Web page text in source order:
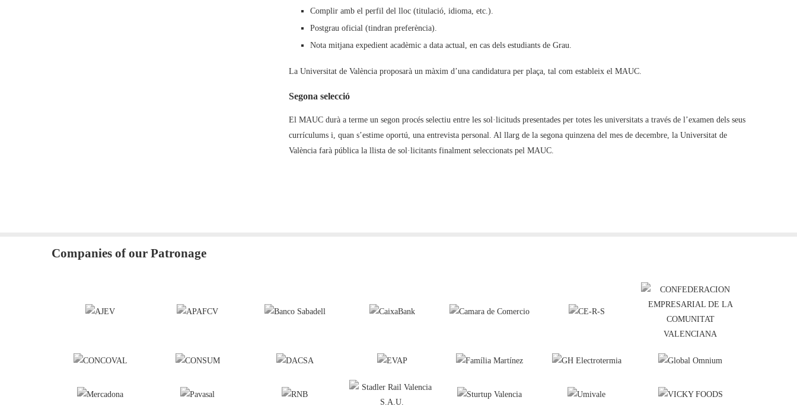
Complir amb el perfil del lloc (titulació, idioma, etc.).
Postgrau oficial (tindran preferència).
Nota mitjana expedient acadèmic a data actual, en cas dels estudiants de Grau.
La Universitat de València proposarà un màxim d’una candidatura per plaça, tal com estableix el MAUC.
Segona selecció
El MAUC durà a terme un segon procés selectiu entre les sol·licituds presentades per totes les universitats a través de l’examen dels seus
currículums i, quan s’estime oportú, una entrevista personal. Al llarg de la segona quinzena del mes de decembre, la Universitat de
València farà pública la llista de sol·licitants finalment seleccionats pel MAUC.
Companies of our Patronage